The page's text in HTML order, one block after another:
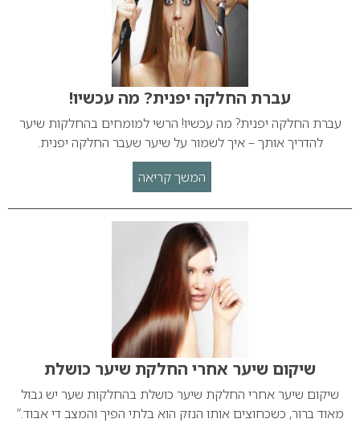
עברת החלקה יפנית? מה עכשיו!
עברת החלקה יפנית? מה עכשיו! הרשי למומחים בהחלקות שיער
להדריך אותך – איך לשמור על שיער שעבר החלקה יפנית.
המשך קריאה
שיקום שיער אחרי החלקת שיער כושלת
שיקום שיער אחרי החלקת שיער כושלת בהחלקות שער יש גבול
מאוד ברור, כשכחוצים אותו הנזק הוא בלתי הפיך והמצב די אבוד.”